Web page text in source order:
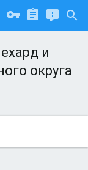
и
округа